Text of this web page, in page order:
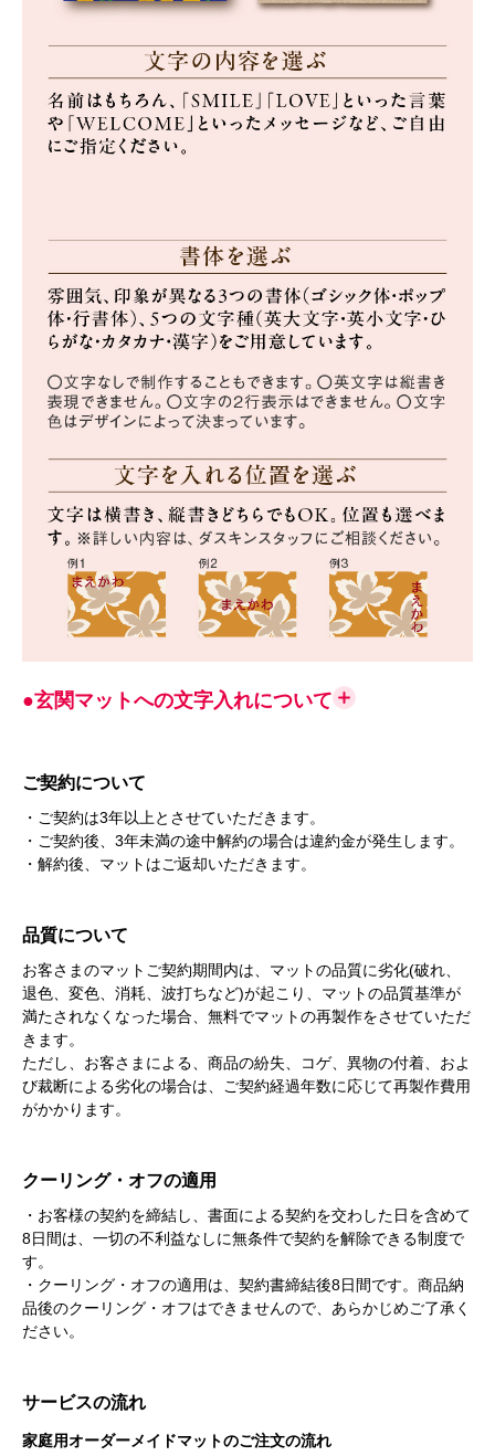
●玄関マットへの文字入れについて
ご契約について
・ご契約は3年以上とさせていただきます。
・ご契約後、3年未満の途中解約の場合は違約金が発生します。
・解約後、マットはご返却いただきます。
品質について
お客さまのマットご契約期間内は、マットの品質に劣化(破れ、
退色、変色、消耗、波打ちなど)が起こり、マットの品質基準が
満たされなくなった場合、無料でマットの再製作をさせていただ
きます。
ただし、お客さまによる、商品の紛失、コゲ、異物の付着、およ
び裁断による劣化の場合は、ご契約経過年数に応じて再製作費用
がかかります。
クーリング・オフの適用
・お客様の契約を締結し、書面による契約を交わした日を含めて
8日間は、一切の不利益なしに無条件で契約を解除できる制度で
す。
・クーリング・オフの適用は、契約書締結後8日間です。商品納
品後のクーリング・オフはできませんので、あらかじめご了承く
ださい。
サービスの流れ
家庭用オーダーメイドマットのご注文の流れ